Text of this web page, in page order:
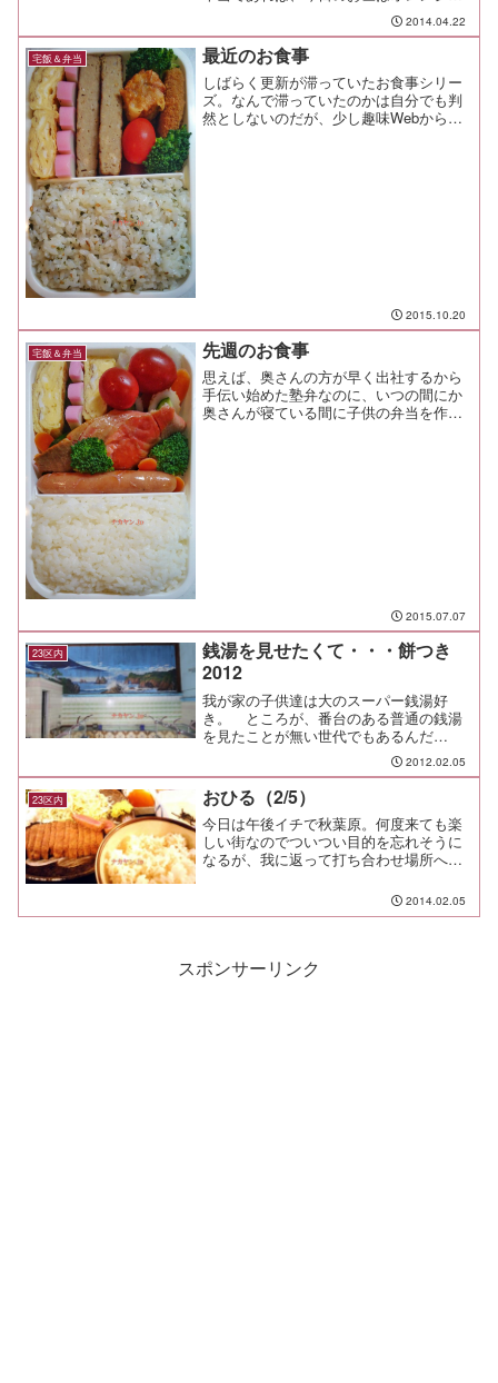
フルーツグラノーラで簡単に済ませるつ
もりだったけど、悪魔の囁きに抗うこと
ができなかった（笑ナポリタン狙いで行
ったらランチパスタが「ト...
2014.04.22
宅飯＆弁当 最近のお食事
しばらく更新が滞っていたお食事シリー
ズ。なんで滞っていたのかは自分でも判
然としないのだが、少し趣味Webから遠
2015.10.20
宅飯＆弁当 先週のお食事
思えば、奥さんの方が早く出社するから
手伝い始めた塾弁なのに、いつの間にか
奥さんが寝ている間に子供の弁当を作
2015.07.07
23区内
銭湯を見せたくて・・・餅つき
2012
我が家の子供達は大のスーパー銭湯好
き。 ところが、番台のある普通の銭湯
を見たことが無い世代でもあるんだ
な。 お風呂と言えば強制循環、かき混
ぜないと底の方が冷たい・・・そんな風
呂を知らない世代だ。知り合いの銭湯で
餅つきイベントをやるってことで...
2012.02.05
23区内 おひる（2/5）
今日は午後イチで秋葉原。何度来ても楽
しい街なのでついつい目的を忘れそうに
なるが、我に返って打ち合わせ場所へ向
の壱弐参へ。目立つ暖簾の裏の階段を下
りた、狭いドアの向こうがお店だ。メニ
2014.02.05
スポンサーリンク